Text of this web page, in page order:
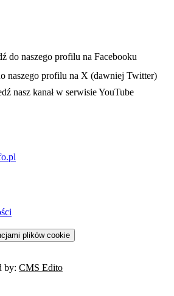
się w nowej karcie
do naszego profilu na Facebooku
karcie
naszego profilu na X (dawniej Twitter)
się w nowej karcie
nasz kanał w serwisie YouTube
plików cookie
by: CMS Edito